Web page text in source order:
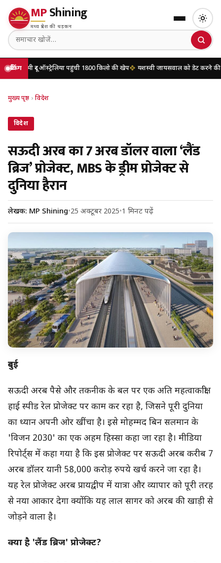
MPShining
मध्य प्रदेश की धड़कन
ब्रेकिंग
ऑस्ट्रेलिया पहुंची 1800 किलो की खेप यशस्वी जायसवाल को डेट करने की खबरों पर
मुख्य पृष्ठ › विदेश
विदेश
सऊदी अरब का 7 अरब डॉलर वाला ‘लैंड
ब्रिज’ प्रोजेक्ट, MBS के ड्रीम प्रोजेक्ट से
दुनिया हैरान
लेखक: MP Shining•25 अक्टूबर 2025•1 मिनट पढ़ें
दुबई
सऊदी अरब पैसे और तकनीक के बल पर एक अति महत्वाकांक्षी
हाई स्पीड रेल प्रोजेक्ट पर काम कर रहा है, जिसने पूरी दुनिया
का ध्यान अपनी ओर खींचा है। इसे मोहम्मद बिन सलमान के
'विजन 2030' का एक अहम हिस्सा कहा जा रहा है। मीडिया
रिपोर्ट्स में कहा गया है कि इस प्रोजेक्ट पर सऊदी अरब करीब 7
अरब डॉलर यानी 58,000 करोड़ रुपये खर्च करने जा रहा है।
यह रेल प्रोजेक्ट अरब प्रायद्वीप में यात्रा और व्यापार को पूरी तरह
से नया आकार देगा क्योंकि यह लाल सागर को अरब की खाड़ी से
जोड़ने वाला है।
क्या है 'लैंड ब्रिज' प्रोजेक्ट?